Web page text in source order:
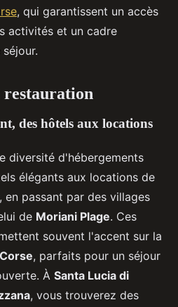
, qui garantissent un accès
activités et un cadre
restauration
des hôtels aux locations
diversité d'hébergements
élégants aux locations de
passant par des villages
de Moriani Plage. Ces
souvent l'accent sur la
, parfaits pour un séjour
À Santa Lucia di
, vous trouverez des